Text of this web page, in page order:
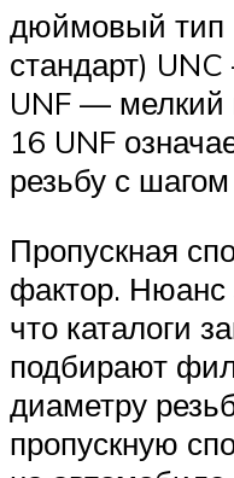
дюймовый тип
стандарт)
UNF — мелкий
16 UNF
резьбу с
Пропускная
фактор. Нюанс
что каталоги
подбирают
диаметру
пропускную